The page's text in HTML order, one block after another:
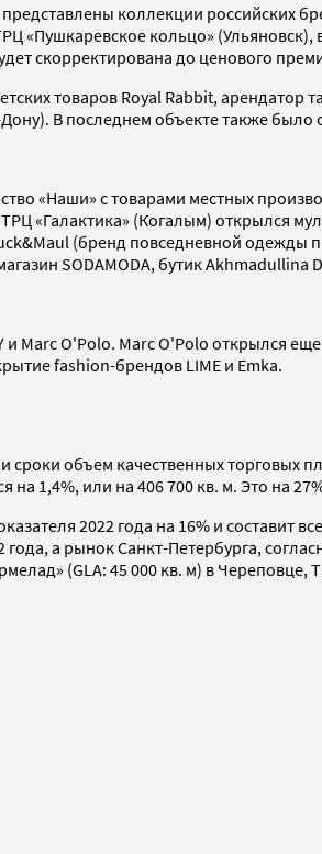
представлены коллекции
«Пушкаревское кольцо»
скорректирована до ценового
товаров Royal Rabbit,
В последнем объекте также
«Наши» c товарами местных
«Галактика» (Когалым) открылся
(бренд повседневной
SODAMODA, бутик Akhmadullina
Marc O'Polo. Marc O'Polo открылся
fashion-брендов LIME и Emka.
объем качественных торговых
1,4%, или на 406 700 кв. м. Это на
2022 года на 16% и составит
а рынок Санкт-Петербурга,
(GLA: 45 000 кв. м) в Череповце,